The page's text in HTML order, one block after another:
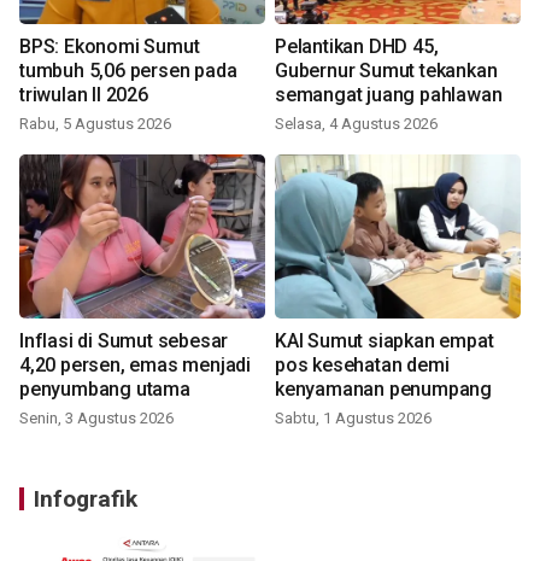
BPS: Ekonomi Sumut
tumbuh 5,06 persen pada
triwulan II 2026
Rabu, 5 Agustus 2026
Pelantikan DHD 45,
Gubernur Sumut tekankan
semangat juang pahlawan
Selasa, 4 Agustus 2026
Inflasi di Sumut sebesar
4,20 persen, emas menjadi
penyumbang utama
Senin, 3 Agustus 2026
KAI Sumut siapkan empat
pos kesehatan demi
kenyamanan penumpang
Sabtu, 1 Agustus 2026
Infografik